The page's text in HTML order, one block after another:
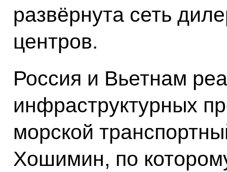
развёрнута сеть
центров.
Россия и Вьетнам
инфраструктурных
морской
Хошимин, по